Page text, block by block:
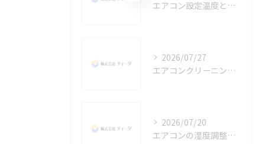
エアコン設定温度と東京都東大和市の快適節電生活を実現するコツ
2026/07/27
エアコンクリーニング効果で省エネと健康を守るメリットとおすすめ活用術
2026/07/20
エアコンの湿度調整で快適生活を実現する東京都台東区の賢い選び方